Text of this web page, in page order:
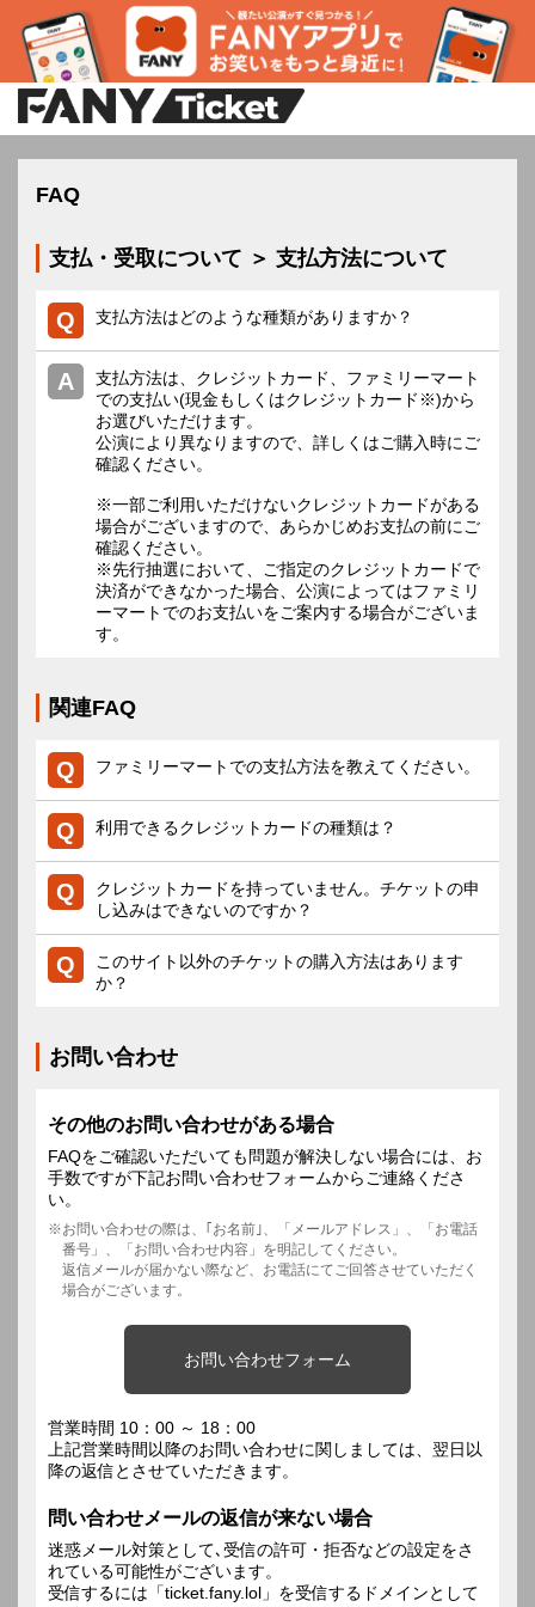
FAQ
支払・受取について ＞ 支払方法について
支払方法はどのような種類がありますか？
支払方法は、クレジットカード、ファミリーマート
での支払い(現金もしくはクレジットカード※)から
お選びいただけます。
公演により異なりますので、詳しくはご購入時にご
確認ください。
※一部ご利用いただけないクレジットカードがある
場合がございますので、あらかじめお支払の前にご
確認ください。
※先行抽選において、ご指定のクレジットカードで
決済ができなかった場合、公演によってはファミリ
ーマートでのお支払いをご案内する場合がございま
す。
関連FAQ
ファミリーマートでの支払方法を教えてください。
利用できるクレジットカードの種類は？
クレジットカードを持っていません。チケットの申
し込みはできないのですか？
このサイト以外のチケットの購入方法はあります
か？
お問い合わせ
その他のお問い合わせがある場合
FAQをご確認いただいても問題が解決しない場合には、お
手数ですが下記お問い合わせフォームからご連絡くださ
い。
お問い合わせの際は、｢お名前｣、「メールアドレス」、「お電話
番号」、「お問い合わせ内容」を明記してください。
返信メールが届かない際など、お電話にてご回答させていただく
場合がございます。
お問い合わせフォーム
営業時間 10：00 ～ 18：00
上記営業時間以降のお問い合わせに関しましては、翌日以
降の返信とさせていただきます。
問い合わせメールの返信が来ない場合
迷惑メール対策として､受信の許可・拒否などの設定をさ
れている可能性がございます。
受信するには「ticket.fany.lol」を受信するドメインとして